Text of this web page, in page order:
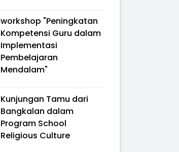
workshop "Peningkatan
Kompetensi Guru dalam
Implementasi
Pembelajaran
Mendalam"
Kunjungan Tamu dari
Bangkalan dalam
Program School
Religious Culture